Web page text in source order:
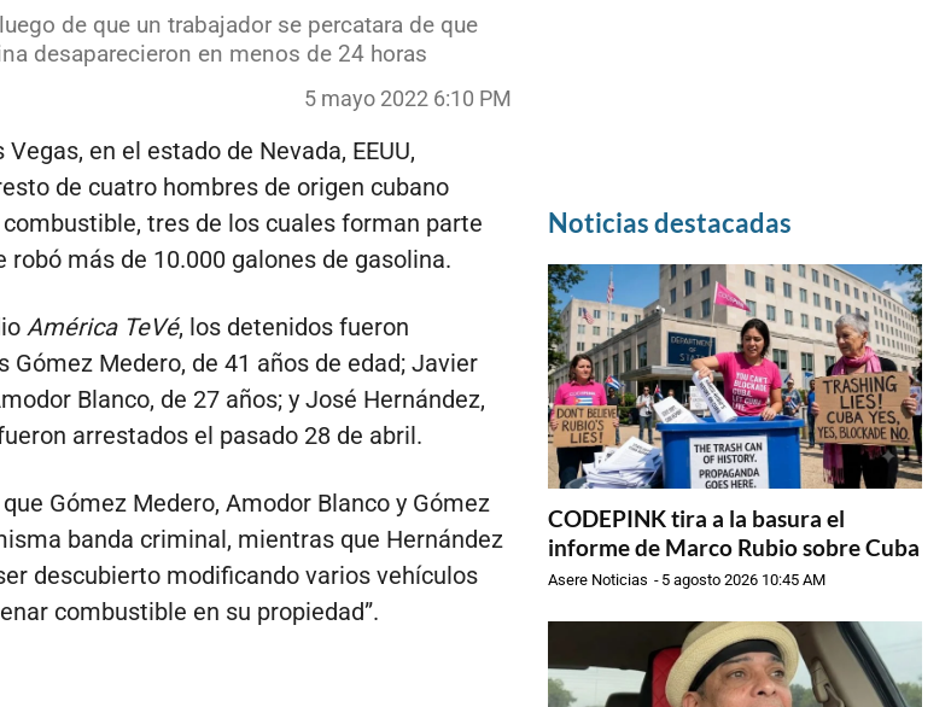
de que un trabajador se percatara de que
desaparecieron en menos de 24 horas
5 mayo 2022 6:10 PM
en el estado de Nevada, EEUU,
de cuatro hombres de origen cubano
tres de los cuales forman parte
robó más de 10.000 galones de gasolina.
América TeVé, los detenidos fueron
Gómez Medero, de 41 años de edad; Javier
Blanco, de 27 años; y José Hernández,
arrestados el pasado 28 de abril.
Gómez Medero, Amodor Blanco y Gómez
banda criminal, mientras que Hernández
descubierto modificando varios vehículos
combustible en su propiedad”.
Noticias destacadas
CODEPINK tira a la basura el
informe de Marco Rubio sobre Cuba
Asere Noticias - 5 agosto 2026 10:45 AM